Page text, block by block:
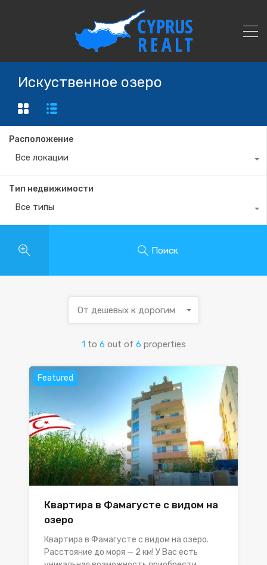
Искуственное озеро
Расположение
Все локации
Тип недвижимости
Все типы
Поиск
1to 6 out of 6 properties
От дешевых к дорогим
Featured
Квартира в Фамагусте с видом на
озеро
Квартира в Фамагусте с видом на озеро.
Расстояние до моря — 2 км! У Вас есть